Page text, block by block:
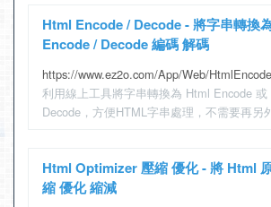
Html Encode / Decode - 將字串轉換
Encode / Decode 編碼 解碼
https://www.ez2o.com/App/Web/
利用線上工具將字串轉換為 Html Encode 或
Decode，方便HTML字串處理，不需要再另
Html Optimizer 壓縮 優化 - 將 Html
縮 優化 縮減